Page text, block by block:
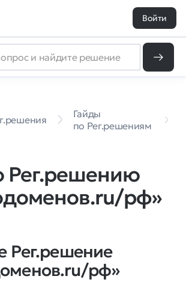
Войти
Гайды
по Рег.решениям
Рег.решению
рф»
Рег.решение
рф»